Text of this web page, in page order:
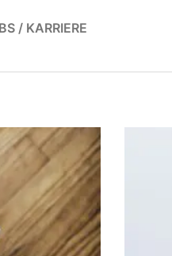
/ KARRIERE